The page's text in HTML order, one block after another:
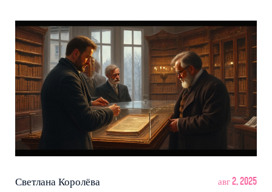
Светлана Королёва авг 2, 2025